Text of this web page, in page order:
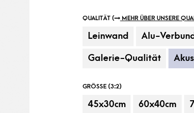
QUALITÄT ( MEHR ÜBER UNSERE
Leinwand Alu-Verbund
Galerie-Qualität
GRÖSSE (3:2)
45x30cm 60x40cm